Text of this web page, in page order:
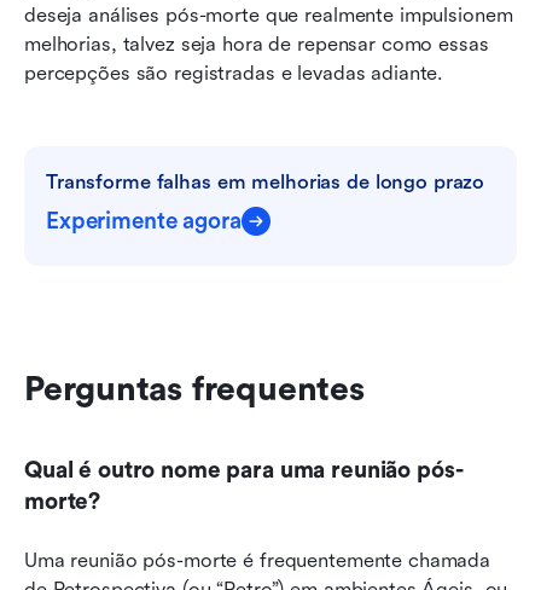
deseja análises pós-morte que realmente impulsionem
melhorias, talvez seja hora de repensar como essas
percepções são registradas e levadas adiante.
Transforme falhas em melhorias de longo prazo
Experimente agora
Perguntas frequentes
Qual é outro nome para uma reunião pós-
morte?
Uma reunião pós-morte é frequentemente chamada